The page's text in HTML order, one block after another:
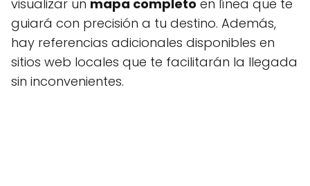
visualizar un mapa completo en línea que te
guiará con precisión a tu destino. Además,
hay referencias adicionales disponibles en
sitios web locales que te facilitarán la llegada
sin inconvenientes.